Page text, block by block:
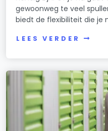
gewoonweg te veel
biedt de flexibiliteit die je
LEES VERDER